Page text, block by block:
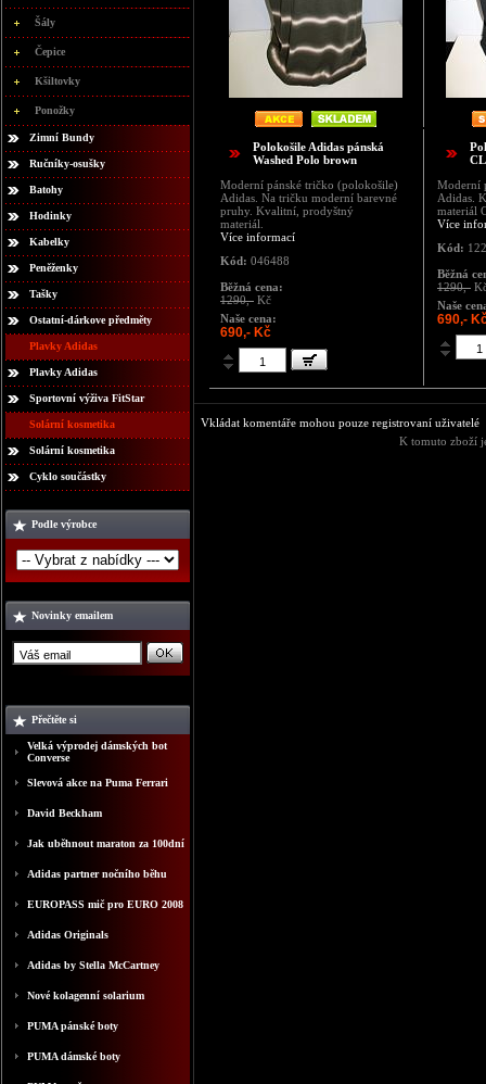
Šály
Čepice
Kšiltovky
Ponožky
Zimní Bundy
Ručníky-osušky
Batohy
Hodinky
Kabelky
Peněženky
Tašky
Ostatní-dárkove předměty
Plavky Adidas
Plavky Adidas
Sportovní výživa FitStar
Solární kosmetika
Solární kosmetika
Cyklo součástky
Podle výrobce
Novinky emailem
Přečtěte si
Velká výprodej dámských bot
Converse
Slevová akce na Puma Ferrari
David Beckham
Jak uběhnout maraton za 100dní
Adidas partner nočního běhu
EUROPASS mič pro EURO 2008
Adidas Originals
Adidas by Stella McCartney
Nové kolagenní solarium
PUMA pánské boty
PUMA dámské boty
Polokošile Adidas pánská
Washed Polo brown
Moderní pánské tričko (polokošile)
Adidas. Na tričku moderní barevné
pruhy. Kvalitní, prodyštný
materiál.
Více informací
Kód: 046488
Běžná cena:
1290,- Kč
Naše cena:
690,- Kč
Moderní
Adidas.
materiál
Více
Kód:
Běžná
1290,-
Naše
690,-
Vkládat komentáře mohou pouze registrovaní uživatelé
K tomuto zboží